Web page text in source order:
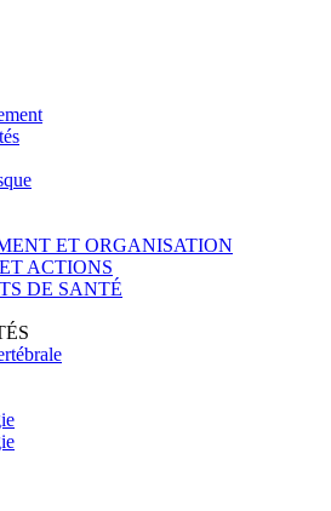
ET ORGANISATION
ACTIONS
DE SANTÉ